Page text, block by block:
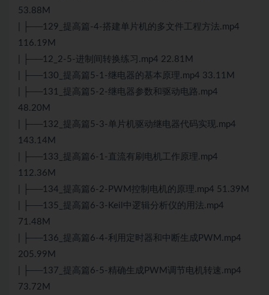
53.88M
| ├──129_提高篇-4-搭建单片机的多文件工程方法.mp4
116.19M
| ├──12_2-5-进制间转换练习.mp4 22.81M
| ├──130_提高篇5-1-继电器的基本原理.mp4 33.11M
| ├──131_提高篇5-2-继电器参数和驱动电路.mp4
48.20M
| ├──132_提高篇5-3-单片机驱动继电器代码实现.mp4
143.14M
| ├──133_提高篇6-1-直流有刷电机工作原理.mp4
112.36M
| ├──134_提高篇6-2-PWM控制电机的原理.mp4 51.39M
| ├──135_提高篇6-3-Keil中逻辑分析仪的用法.mp4
71.48M
| ├──136_提高篇6-4-利用定时器和中断生成PWM.mp4
205.99M
| ├──137_提高篇6-5-精确生成PWM调节电机转速.mp4
73.72M